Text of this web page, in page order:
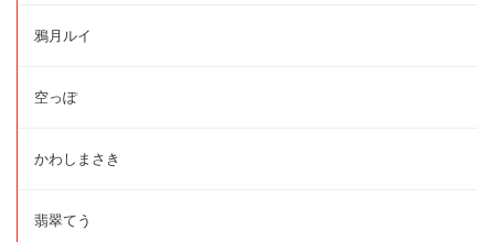
鴉月ルイ
空っぽ
かわしまさき
翡翠てう